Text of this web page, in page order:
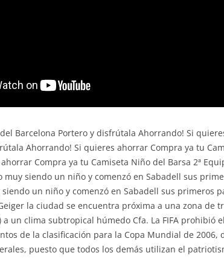
Barcelona Portero y disfrútala Ahorrando! Si
Ahorrando! Si quieres ahorrar Compra ya tu
Compra ya tu Camiseta Niño del Barsa 2ª
muy siendo un niño y comenzó en Sabadell sus
un niño y comenzó en Sabadell sus primeros
la ciudad se encuentra próxima a una zona de
a un clima subtropical húmedo Cfa. La FIFA
de la clasificación para la Copa Mundial de 2006,
puesto que todos los demás utilizan el